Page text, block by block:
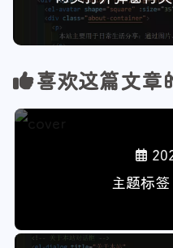
喜欢这篇文章
主题标